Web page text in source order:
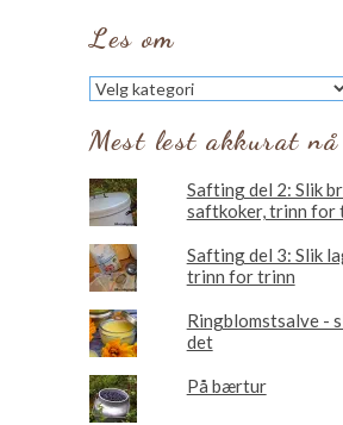
Les om
Les
om
Mest lest akkurat nå
Safting del 2: Slik
saftkoker, trinn for
Safting del 3: Slik
trinn for trinn
Ringblomstsalve -
det
På bærtur